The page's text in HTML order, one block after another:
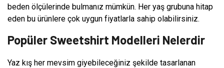
beden ölçülerinde bulmanız mümkün. Her yaş grubuna hitap
eden bu ürünlere çok uygun fiyatlarla sahip olabilirsiniz.
Popüler Sweetshirt Modelleri Nelerdir
Yaz kış her mevsim giyebileceğiniz şekilde tasarlanan